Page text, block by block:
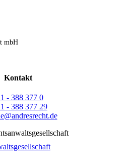
mbH
Kontakt
- 388 377 0
- 388 377 29